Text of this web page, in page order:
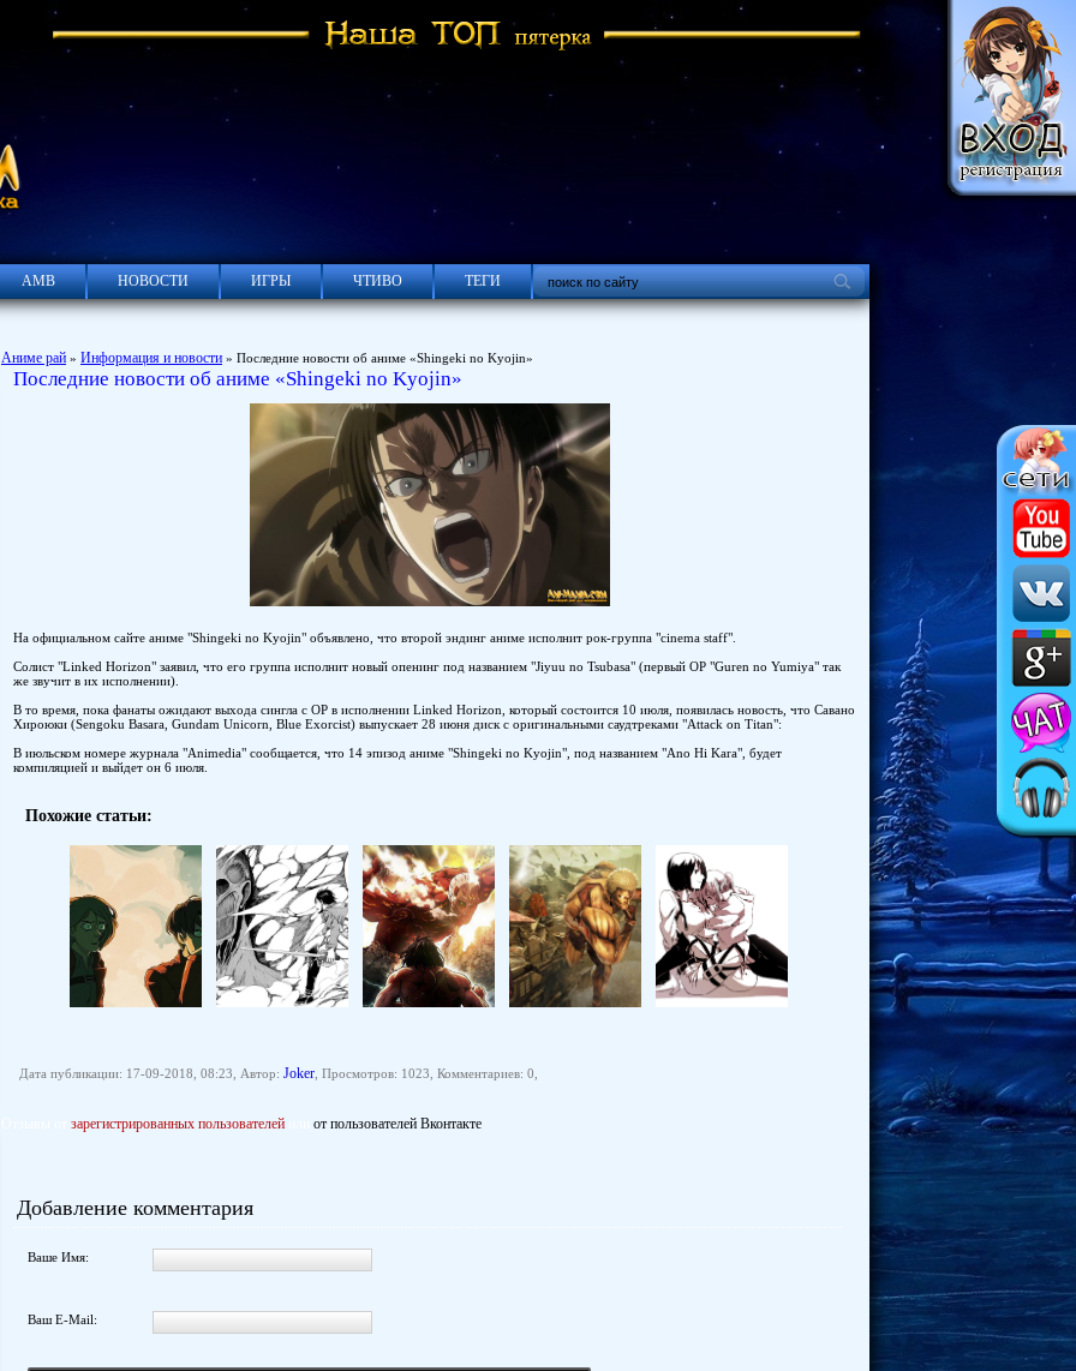
АМВ НОВОСТИ ИГРЫ ЧТИВО ТЕГИ
Аниме рай » Информация и новости » Последние новости об аниме «Shingeki no Kyojin»
Последние новости об аниме «Shingeki no Kyojin»
На официальном сайте аниме "Shingeki no Kyojin" объявлено, что второй эндинг аниме исполнит рок-группа "cinema staff".
Солист "Linked Horizon" заявил, что его группа исполнит новый опенинг под названием "Jiyuu no Tsubasa" (первый OP "Guren no Yumiya" так
же звучит в их исполнении).
В то время, пока фанаты ожидают выхода сингла с OP в исполнении Linked Horizon, который состоится 10 июля, появилась новость, что Савано
Хироюки (Sengoku Basara, Gundam Unicorn, Blue Exorcist) выпускает 28 июня диск с оригинальными саудтреками "Attack on Titan":
В июльском номере журнала "Animedia" сообщается, что 14 эпизод аниме "Shingeki no Kyojin", под названием "Ano Hi Kara", будет
компиляцией и выйдет он 6 июля.
Похожие статьи:
Дата публикации: 17-09-2018, 08:23, Автор: Joker , Просмотров: 1023, Комментариев: 0,
зарегистрированных пользователей от пользователей Вконтакте
Добавление комментария
Ваше Имя:
Ваш E-Mail: